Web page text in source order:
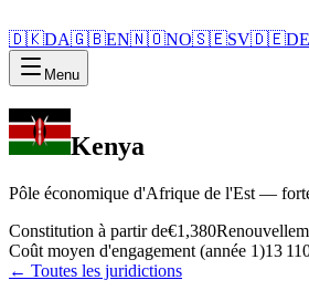
🇩🇰DA🇬🇧EN🇳🇴NO🇸🇪SV🇩🇪DE
Menu
Kenya
Pôle économique d'Afrique de l'Est —
Constitution à partir de€1,380
Coût moyen d'engagement (année 1)13
← Toutes les juridictions